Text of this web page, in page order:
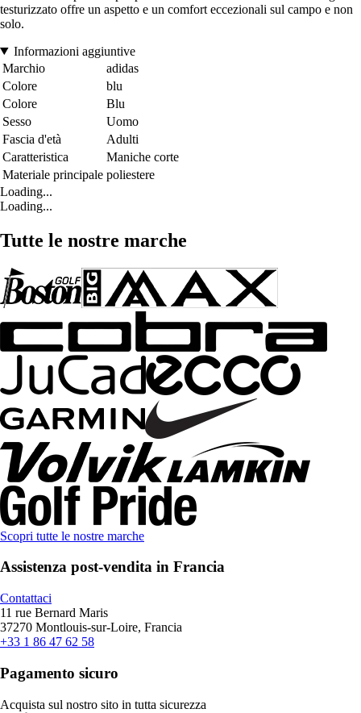
testurizzato offre un aspetto e un comfort eccezionali sul campo e non
solo.
Informazioni aggiuntive
Marchio
adidas
Colore
blu
Colore
Blu
Sesso
Uomo
Fascia d'età
Adulti
Caratteristica
Maniche corte
Materiale principale poliestere
Loading...
Loading...
Tutte le nostre marche
Scopri tutte le nostre marche
Assistenza post-vendita in Francia
Contattaci
11 rue Bernard Maris
37270 Montlouis-sur-Loire, Francia
+33 1 86 47 62 58
Pagamento sicuro
Acquista sul nostro sito in tutta sicurezza